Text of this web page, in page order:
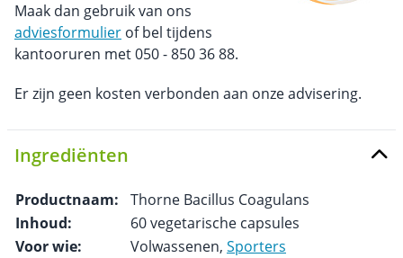
Maak dan gebruik van ons
adviesformulier of bel tijdens
kantooruren met 050 - 850 36 88.
Er zijn geen kosten verbonden aan onze advisering.
Ingrediënten
Productnaam:
Thorne Bacillus Coagulans
Inhoud:
60 vegetarische capsules
Voor wie:
Volwassenen, Sporters